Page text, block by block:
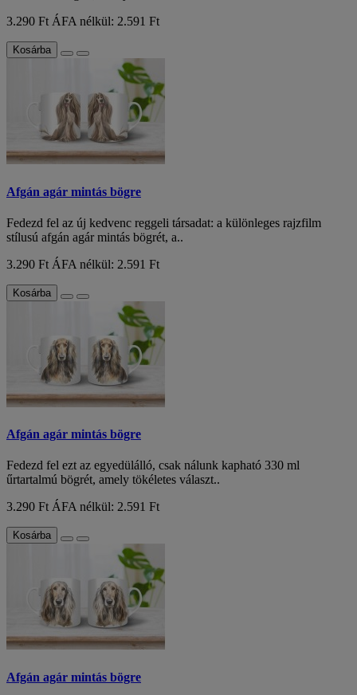
3.290 Ft ÁFA nélkül: 2.591 Ft
Kosárba
Afgán agár mintás bögre
Fedezd fel az új kedvenc reggeli társadat: a különleges rajzfilm
stílusú afgán agár mintás bögrét, a..
3.290 Ft ÁFA nélkül: 2.591 Ft
Kosárba
Afgán agár mintás bögre
Fedezd fel ezt az egyedülálló, csak nálunk kapható 330 ml
űrtartalmú bögrét, amely tökéletes választ..
3.290 Ft ÁFA nélkül: 2.591 Ft
Kosárba
Afgán agár mintás bögre